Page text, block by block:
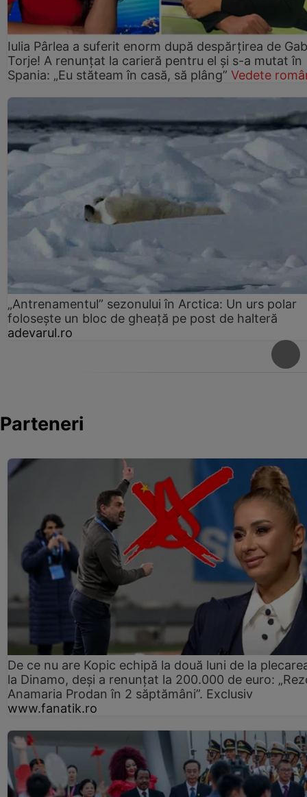
Iulia Pârlea a suferit enorm după despărțirea de
Torje! A renunțat la carieră pentru el și s-a mutat în
Spania: „Eu stăteam în casă, să plâng” Vedete
„Antrenamentul” sezonului în Arctica: Un urs polar
folosește un bloc de gheață pe post de halteră
adevarul.ro
Parteneri
De ce nu are Kopic echipă la două luni de la
la Dinamo, deși a renunțat la 200.000 de euro:
Anamaria Prodan în 2 săptămâni”. Exclusiv
www.fanatik.ro